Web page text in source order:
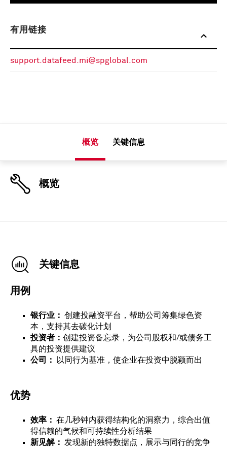
有用链接
support.datafeed.mi@spglobal.com
概览 关键信息
概览
关键信息
用例
银行业：创建投融资平台，帮助公司筹集绿色资
本，支持其去碳化计划
投资者：创建投资备忘录，为公司股权和/或债务工
具的投资提供建议
公司：
以同行为基准，使企业在投资中脱颖而出
优势
效率：在几秒钟内获得结构化的洞察力，综合出值
得信赖的气候和可持续性分析结果
新见解： 发现新的独特数据点，展示与同行的竞争